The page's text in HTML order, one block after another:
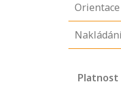
Platnost